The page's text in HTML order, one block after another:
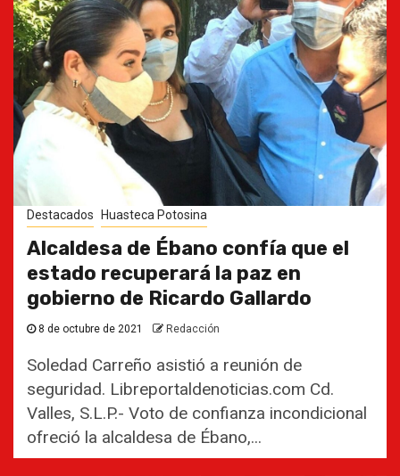
Destacados Huasteca Potosina
Alcaldesa de Ébano confía que el
estado recuperará la paz en
gobierno de Ricardo Gallardo
8 de octubre de 2021 Redacción
Soledad Carreño asistió a reunión de
seguridad. Libreportaldenoticias.com Cd.
Valles, S.L.P.- Voto de confianza incondicional
ofreció la alcaldesa de Ébano,...